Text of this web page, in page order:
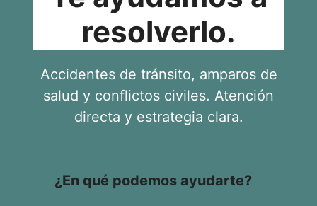
resolverlo.
Accidentes de tránsito, amparos de
salud y conflictos civiles. Atención
directa y estrategia clara.
¿En qué podemos ayudarte?